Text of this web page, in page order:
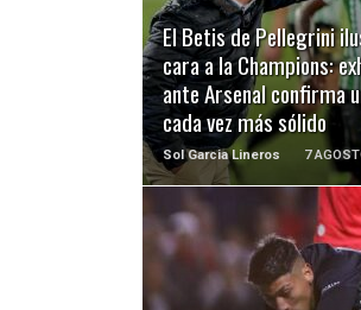
El Betis de Pellegrini
cara a la Champions:
ante Arsenal confirma
cada vez más sólido
Sol Garcia Lineros 7
LEER MÁS
LEER MÁS